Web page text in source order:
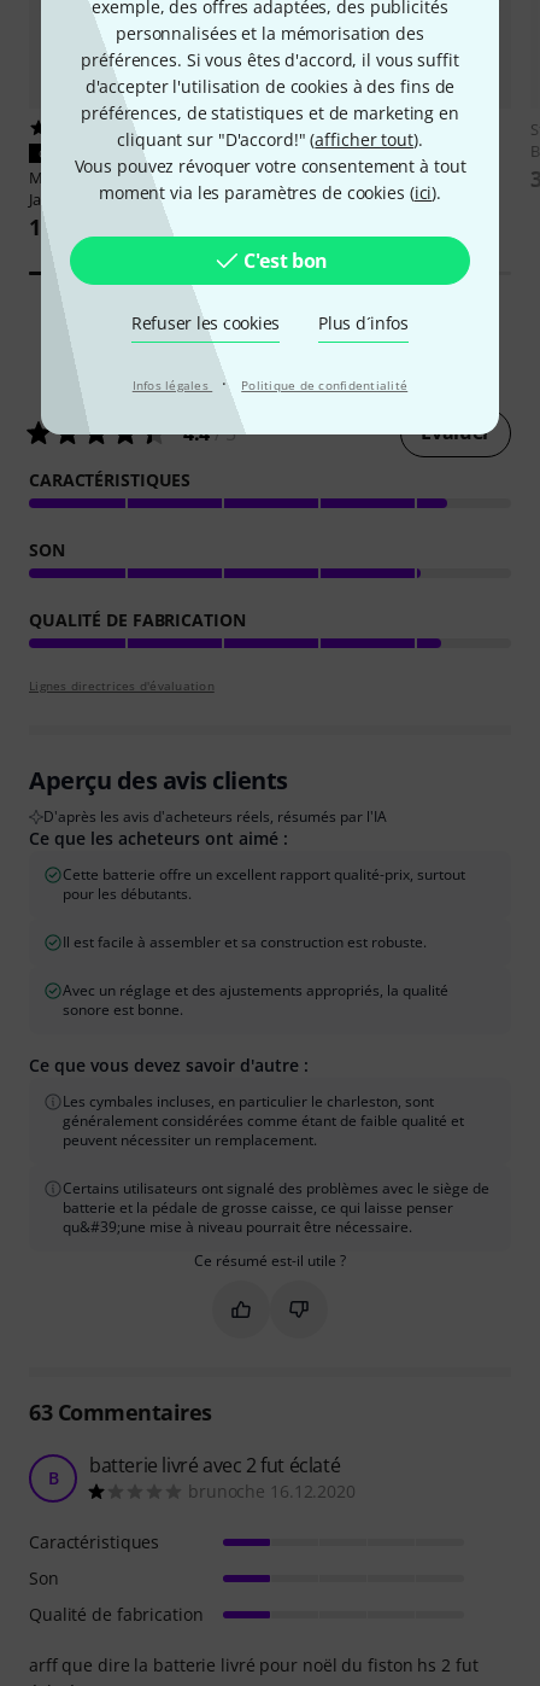
exemple, des offres adaptées, des publicités
personnalisées et la mémorisation des
préférences. Si vous êtes d'accord, il vous suffit
d'accepter l'utilisation de cookies à des fins de
préférences, de statistiques et de marketing en
cliquant sur "D'accord!" (afficher tout).
Vous pouvez révoquer votre consentement à tout
moment via les paramètres de cookies (ici).
C'est bon
Refuser les cookies Plus d´infos
Infos légales · Politique de confidentialité
1
CONVIENT À COUP SÛR
MilleniumTour Drum Bag Set
Jazz
125 €
CONVIENT À COUP SÛR
HardcaseHFusion2
699 €
108Évaluations des clients
4.4/ 5 Évaluer
CARACTÉRISTIQUES
SON
QUALITÉ DE FABRICATION
Lignes directrices d'évaluation
Aperçu des avis clients
D'après les avis d'acheteurs réels, résumés par l'IA
Ce que les acheteurs ont aimé :
Cette batterie offre un excellent rapport qualité-prix, surtout
pour les débutants.
Il est facile à assembler et sa construction est robuste.
Avec un réglage et des ajustements appropriés, la qualité
sonore est bonne.
Ce que vous devez savoir d'autre :
Les cymbales incluses, en particulier le charleston, sont
généralement considérées comme étant de faible qualité et
peuvent nécessiter un remplacement.
Certains utilisateurs ont signalé des problèmes avec le siège de
batterie et la pédale de grosse caisse, ce qui laisse penser
qu&#39;une mise à niveau pourrait être nécessaire.
Ce résumé est-il utile ?
Marquer ce résumé comme utile
Marquer ce résumé comme
63Commentaires
B batterie livré avec 2 fut éclaté
brunoche 16.12.2020
arff que dire la batterie livré pour noël du fiston hs 2 fut
Caractéristiques
Son
Qualité de fabrication